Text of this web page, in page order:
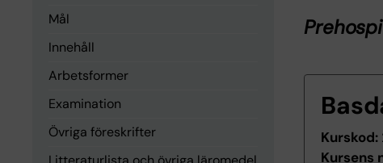
Mål
Innehåll
Arbetsformer
Examination
Övriga föreskrifter
Kurskod:
Kursens